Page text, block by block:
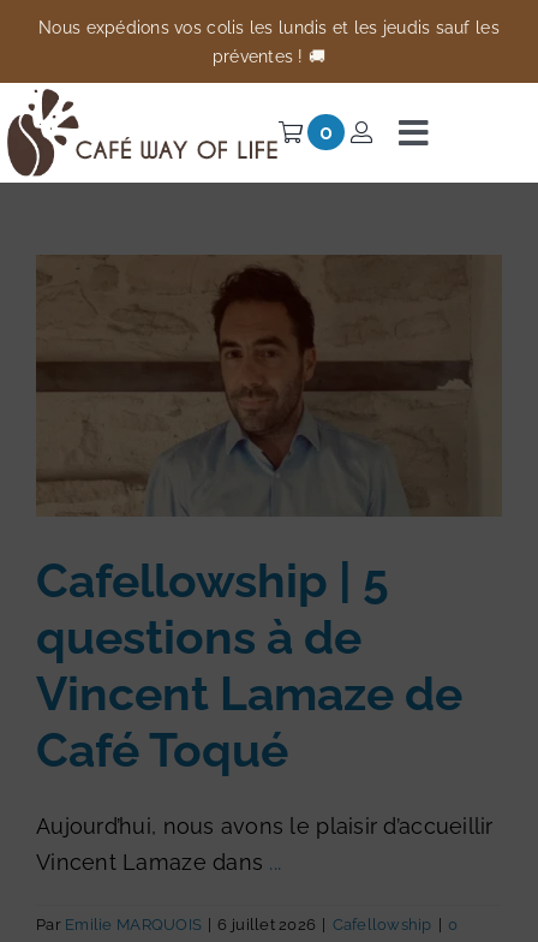
Passer
contenu
Nous expédions vos colis les lundis et les jeudis sauf les
préventes ! 🚚
0
à
Préventes
À propos
Cafellowship | 5
questions à de
Vincent Lamaze de
Café Toqué
Aujourd’hui, nous avons le plaisir d’accueillir
Vincent Lamaze dans ...
Par Emilie MARQUOIS 6 juillet 2026 Cafellowship
0